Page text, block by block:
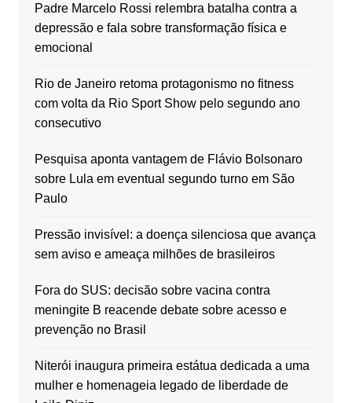
Padre Marcelo Rossi relembra batalha contra a
depressão e fala sobre transformação física e
emocional
Rio de Janeiro retoma protagonismo no fitness
com volta da Rio Sport Show pelo segundo ano
consecutivo
Pesquisa aponta vantagem de Flávio Bolsonaro
sobre Lula em eventual segundo turno em São
Paulo
Pressão invisível: a doença silenciosa que avança
sem aviso e ameaça milhões de brasileiros
Fora do SUS: decisão sobre vacina contra
meningite B reacende debate sobre acesso e
prevenção no Brasil
Niterói inaugura primeira estátua dedicada a uma
mulher e homenageia legado de liberdade de